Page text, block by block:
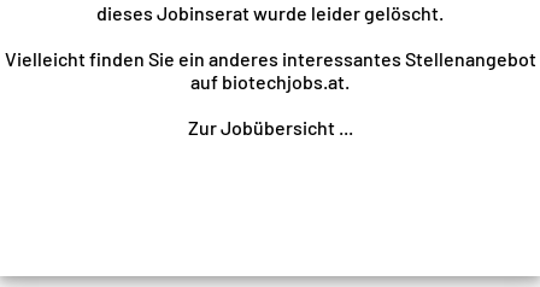
dieses Jobinserat wurde leider gelöscht.
Vielleicht finden Sie ein anderes interessantes Stellenangebot
auf biotechjobs.at.
Zur Jobübersicht ...